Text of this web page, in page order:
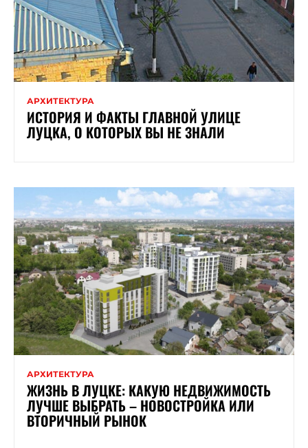
АРХИТЕКТУРА
ИСТОРИЯ И ФАКТЫ ГЛАВНОЙ УЛИЦЕ
ЛУЦКА, О КОТОРЫХ ВЫ НЕ ЗНАЛИ
АРХИТЕКТУРА
ЖИЗНЬ В ЛУЦКЕ: КАКУЮ НЕДВИЖИМОСТЬ
ЛУЧШЕ ВЫБРАТЬ – НОВОСТРОЙКА ИЛИ
ВТОРИЧНЫЙ РЫНОК